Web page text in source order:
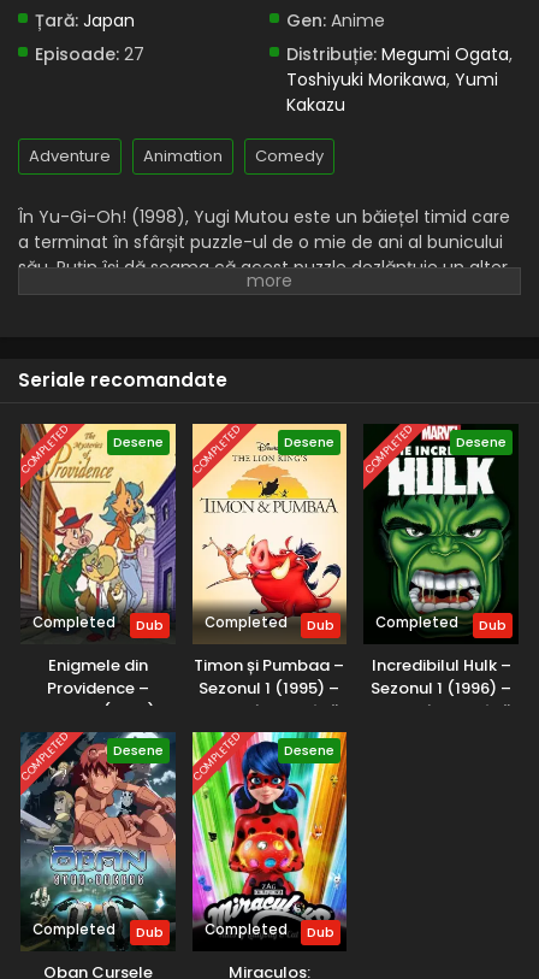
Țară: Japan Gen: Anime
Episoade: 27 Distribuție: Megumi Ogata,
Toshiyuki Morikawa, Yumi
Kakazu
Adventure Animation Comedy
În Yu-Gi-Oh! (1998), Yugi Mutou este un băiețel timid care
a terminat în sfârșit puzzle-ul de o mie de ani al bunicului
său. Puțin își dă seama că acest puzzle dezlănțuie un alter
ego care provoacă la un joc pe oricine îl rănește pe Yugi.
Seriale recomandate
COMPLETED Desene
Completed Dub
Enigmele din
Providence –
Sezonul 1 (2001) –
Dublat în Română
COMPLETED Desene
Completed Dub
Timon și Pumbaa –
Sezonul 1 (1995) –
Dublat în Română
COMPLETED Desene
Completed Dub
Incredibilul Hulk –
Sezonul 1 (1996) –
Dublat în Română
COMPLETED Desene
Completed Dub
Oban Cursele
COMPLETED Desene
Completed Dub
Miraculos: